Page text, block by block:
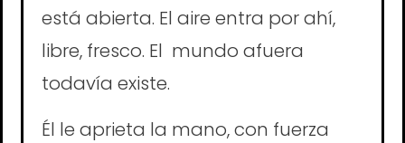
está abierta. El aire entra por ahí,
libre, fresco. El mundo afuera
todavía existe.
Él le aprieta la mano, con fuerza